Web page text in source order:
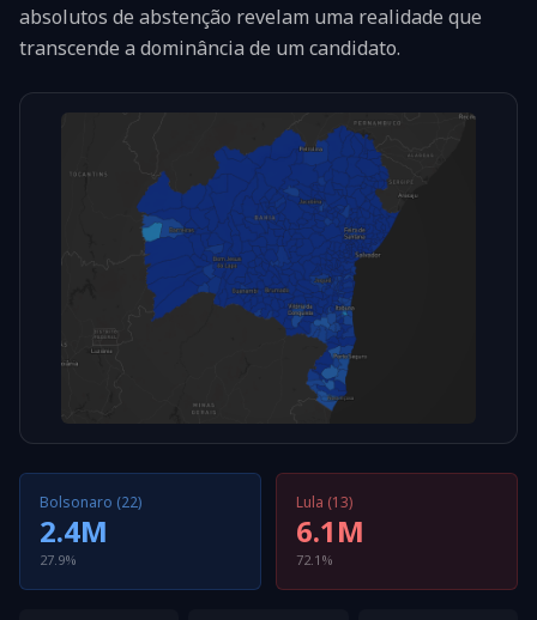
absolutos de abstenção revelam uma realidade que
transcende a dominância de um candidato.
Bolsonaro (22)
2.4M
27.9%
Lula (13)
6.1M
72.1%